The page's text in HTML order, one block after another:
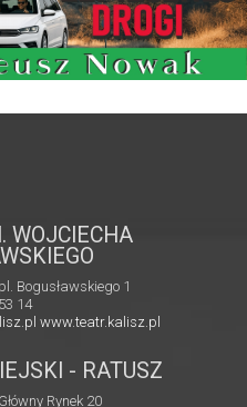
WOJCIECHA
Bogusławskiego 1
14
www.teatr.kalisz.pl
- RATUSZ
Rynek 20